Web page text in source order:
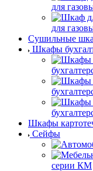
для
для
Сушильные
Шкафы
Шкафы
Сейфы
серии КМ